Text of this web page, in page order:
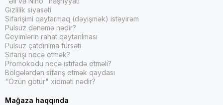
Gizlilik siyasəti
Sifarişimi qaytarmaq (dəyişmək) istəyirəm
Pulsuz dənəmə nədir?
Geyimlərin rahat qaytarılması
Pulsuz çatdırılma fürsəti
Sifarişi necə etmək?
Promokodu necə istifadə etməli?
Bölgələrdən sifariş etmək qaydası
"Özün götür" xidməti nədir?
Mağaza haqqında